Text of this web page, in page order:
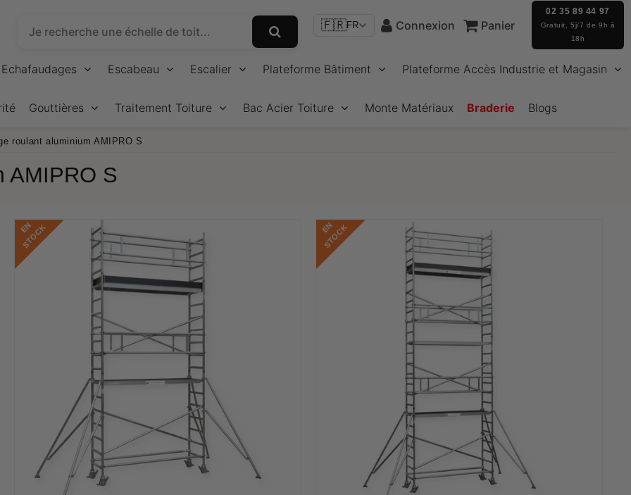
🇫🇷FR Connexion Panier
02 35 89 44 97
Gratuit, 5j/7 de 9h à
18h
Echafaudages Escabeau Escalier Plateforme Bâtiment Plateforme Accès Industrie et Magasin
Gouttières Traitement Toiture Bac Acier Toiture Monte Matériaux Braderie Blogs
roulant aluminium AMIPRO S
AMIPRO S
E
N
S
T
O
C
K E
N
S
T
O
C
K